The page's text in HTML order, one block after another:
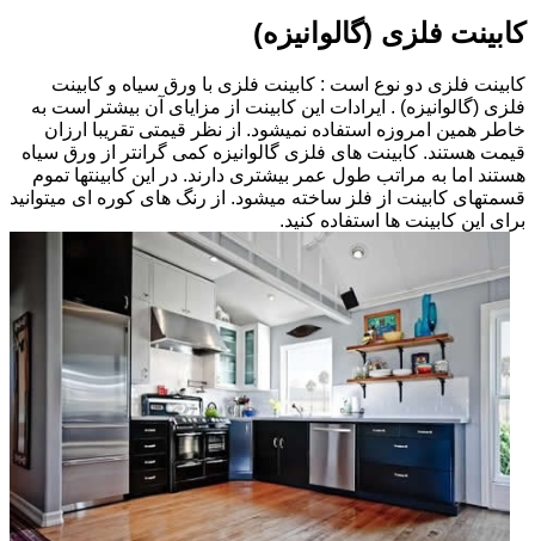
کابینت فلزی (گالوانیزه)
کابینت فلزی دو نوع است : کابینت فلزی با ورق سیاه و کابینت
فلزی (گالوانیزه) . ایرادات این کابینت از مزایای آن بیشتر است به
خاطر همین امروزه استفاده نمیشود. از نظر قیمتی تقریبا ارزان
قیمت هستند. کابینت های فلزی گالوانیزه کمی گرانتر از ورق سیاه
هستند اما به مراتب طول عمر بیشتری دارند. در این کابینتها تموم
قسمتهای کابینت از فلز ساخته میشود. از رنگ های کوره ای میتوانید
برای این کابینت ها استفاده کنید.